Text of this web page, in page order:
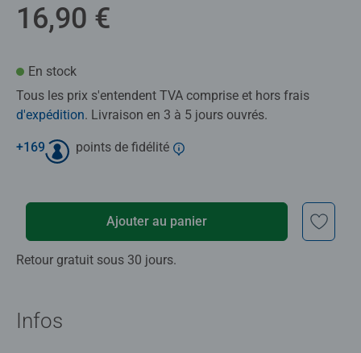
16,90 €
En stock
Tous les prix s'entendent TVA comprise et hors frais
d'expédition. Livraison en 3 à 5 jours ouvrés.
+169 points de fidélité
Ajouter au panier
Retour gratuit sous 30 jours.
Infos